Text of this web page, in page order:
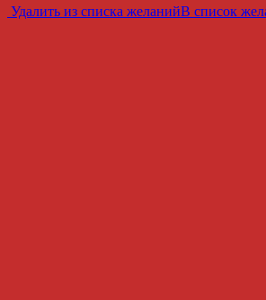
Удалить из списка желанийВ список